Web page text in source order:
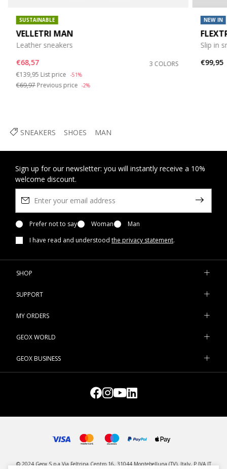
SNEAKERS SHOES MAN
SUSTAINABLE
VELLETRI MAN
Leather sneakers
€68,57
3 COLORS
Price reduced from
€139,95 to
List price -51%
€69,97Previous price -2%
NEW IN
Slip in
€99,95
Sign up for our newsletter: you will instantly receive a 10%
welcome discount.
Prefer not to say Woman
Man
I have read and understood the privacy statement.
SHOP
SUPPORT
MY ORDERS
GEOX WORLD
GEOX BUSINESS
© 2024 Geox S.p.a Via Feltrina Centro 16, 31044 Montebelluna (TV), Italy, P.IVA IT